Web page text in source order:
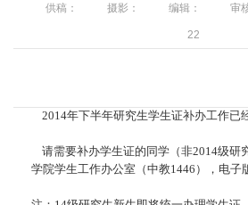
供稿： 摄影： 编辑： 审
22
2014年下半年研究生学生证补办工作已
请需要补办学生证的同学（非2014级研
学院学生工作办公室（中教1446），电子